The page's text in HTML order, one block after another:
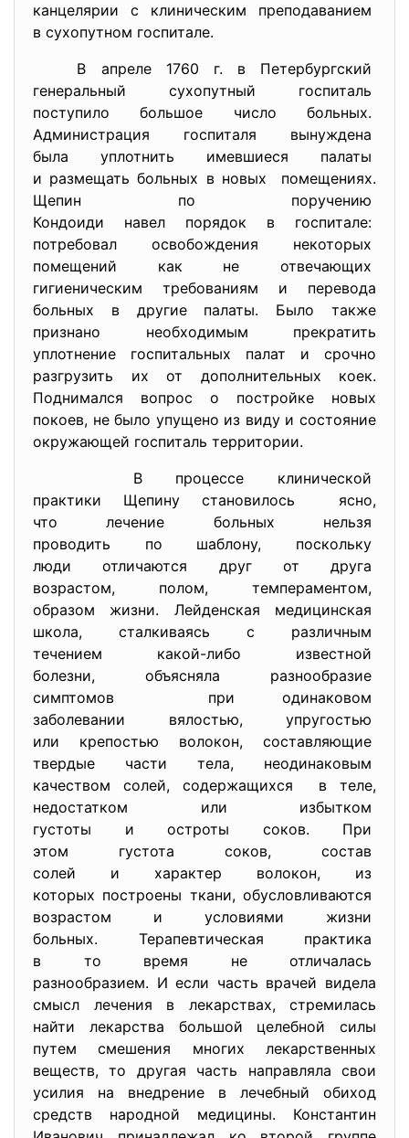
канцелярии с клиническим преподаванием
в сухопутном госпитале.
В апреле 1760 г. в Петербургский
генеральный сухопутный госпиталь
поступило большое число больных.
Администрация госпиталя вынуждена
была уплотнить имевшиеся палаты
и размещать больных в новых помещениях.
Щепин по поручению
Кондоиди навел порядок в госпитале:
потребовал освобождения некоторых
помещений как не отвечающих
гигиеническим требованиям и перевода
больных в другие палаты. Было также
признано необходимым прекратить
уплотнение госпитальных палат и срочно
разгрузить их от дополнительных коек.
Поднимался вопрос о постройке новых
покоев, не было упущено из виду и состояние
окружающей госпиталь территории.
В процессе клинической
практики Щепину становилось ясно,
что лечение больных нельзя
проводить по шаблону, поскольку
люди отличаются друг от друга
возрастом, полом, темпераментом,
образом жизни. Лейденская медицинская
школа, сталкиваясь с различным
течением какой-либо известной
болезни, объясняла разнообразие
симптомов при одинаковом
заболевании вялостью, упругостью
или крепостью волокон, составляющие
твердые части тела, неодинаковым
качеством солей, содержащихся в теле,
недостатком или избытком
густоты и остроты соков. При
этом густота соков, состав
солей и характер волокон, из
которых построены ткани, обусловливаются
возрастом и условиями жизни
больных. Терапевтическая практика
в то время не отличалась
разнообразием. И если часть врачей видела
смысл лечения в лекарствах, стремилась
найти лекарства большой целебной силы
путем смешения многих лекарственных
веществ, то другая часть направляла свои
усилия на внедрение в лечебный обиход
средств народной медицины. Константин